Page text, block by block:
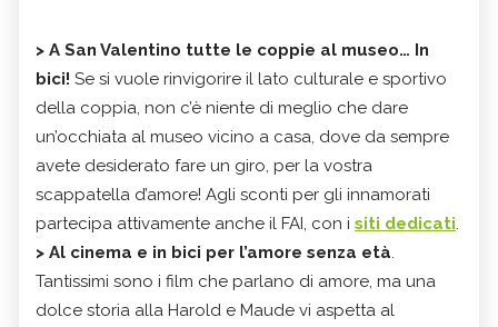
> A San Valentino tutte le coppie al museo… In
bici! Se si vuole rinvigorire il lato culturale e sportivo
della coppia, non c’è niente di meglio che dare
un’occhiata al museo vicino a casa, dove da sempre
avete desiderato fare un giro, per la vostra
scappatella d’amore! Agli sconti per gli innamorati
partecipa attivamente anche il FAI, con i siti dedicati.
> Al cinema e in bici per l’amore senza età.
Tantissimi sono i film che parlano di amore, ma una
dolce storia alla Harold e Maude vi aspetta al